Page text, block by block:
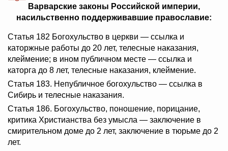
Варварские законы Российской империи,
насильственно поддерживавшие православие:
Статья 182 Богохульство в церкви — ссылка и
каторжные работы до 20 лет, телесные наказания,
клеймение; в ином публичном месте — ссылка и
каторга до 8 лет, телесные наказания, клеймение.
Статья 183. Непубличное богохульство — ссылка в
Сибирь и телесные наказания.
Статья 186. Богохульство, поношение, порицание,
критика Христианства без умысла — заключение в
смирительном доме до 2 лет, заключение в тюрьме до 2
лет.